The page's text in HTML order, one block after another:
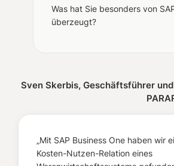
Was hat Sie besonders von
überzeugt?
Sven Skerbis, Geschäftsführer
„Mit SAP Business One haben wir
Kosten-Nutzen-Relation eines